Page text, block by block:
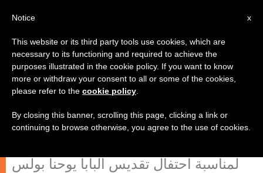
مقابلة مع المطران سلافومير أودر،
طالب دعوى تقديس البابا يوحنا بولس
الثاني
لمناسبة احتفال تقديس البابا يوحنا بولس
x
Notice
This website or its third party tools use cookies, which are
necessary to its functioning and required to achieve the
purposes illustrated in the cookie policy. If you want to know
more or withdraw your consent to all or some of the cookies,
please refer to the cookie policy
By closing this banner, scrolling this page, clicking a link or
continuing to browse otherwise, you agree to the use of cookies.